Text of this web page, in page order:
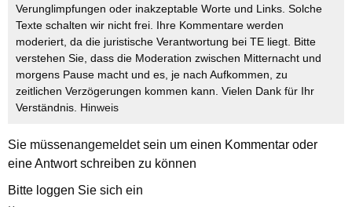
Verunglimpfungen oder inakzeptable Worte und Links. Solche
Texte schalten wir nicht frei. Ihre Kommentare werden
moderiert, da die juristische Verantwortung bei TE liegt. Bitte
verstehen Sie, dass die Moderation zwischen Mitternacht und
morgens Pause macht und es, je nach Aufkommen, zu
zeitlichen Verzögerungen kommen kann. Vielen Dank für Ihr
Verständnis. Hinweis
Sie müssenangemeldetsein um einen Kommentar oder
eine Antwort schreiben zu können
Bitte loggen Sie sich ein